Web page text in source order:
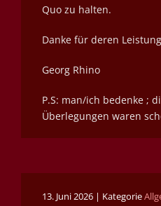
Quo zu halten.
Danke für deren Leistung
Georg Rhino
P.S: man/ich bedenke ;
Überlegungen waren
13. Juni 2026 | Kategorie